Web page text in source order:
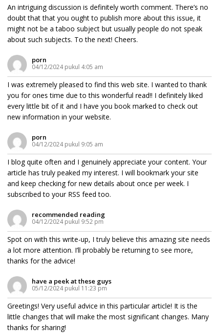
An intriguing discussion is definitely worth comment. There’s no
doubt that that you ought to publish more about this issue, it
might not be a taboo subject but usually people do not speak
about such subjects. To the next! Cheers.
porn
04/12/2024 pukul 4:05 am
I was extremely pleased to find this web site. I wanted to thank
you for ones time due to this wonderful read!! I definitely liked
every little bit of it and I have you book marked to check out
new information in your website.
porn
04/12/2024 pukul 9:05 am
I blog quite often and I genuinely appreciate your content. Your
article has truly peaked my interest. I will bookmark your site
and keep checking for new details about once per week. I
subscribed to your RSS feed too.
recommended reading
04/12/2024 pukul 9:52 pm
Spot on with this write-up, I truly believe this amazing site needs
a lot more attention. I’ll probably be returning to see more,
thanks for the advice!
have a peek at these guys
05/12/2024 pukul 11:23 pm
Greetings! Very useful advice in this particular article! It is the
little changes that will make the most significant changes. Many
thanks for sharing!